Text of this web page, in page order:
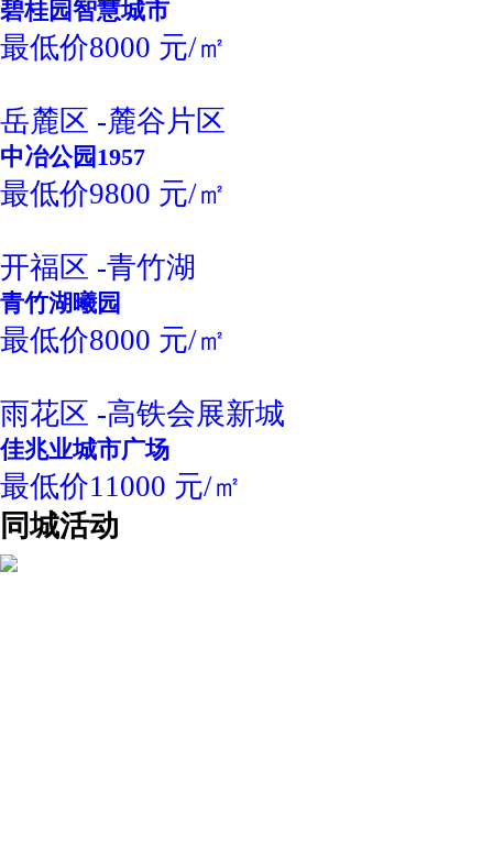
碧桂园智慧城市
最低价8000 元/㎡
岳麓区 -麓谷片区
中冶公园1957
最低价9800 元/㎡
开福区 -青竹湖
青竹湖曦园
最低价8000 元/㎡
雨花区 -高铁会展新城
佳兆业城市广场
最低价11000 元/㎡
同城活动